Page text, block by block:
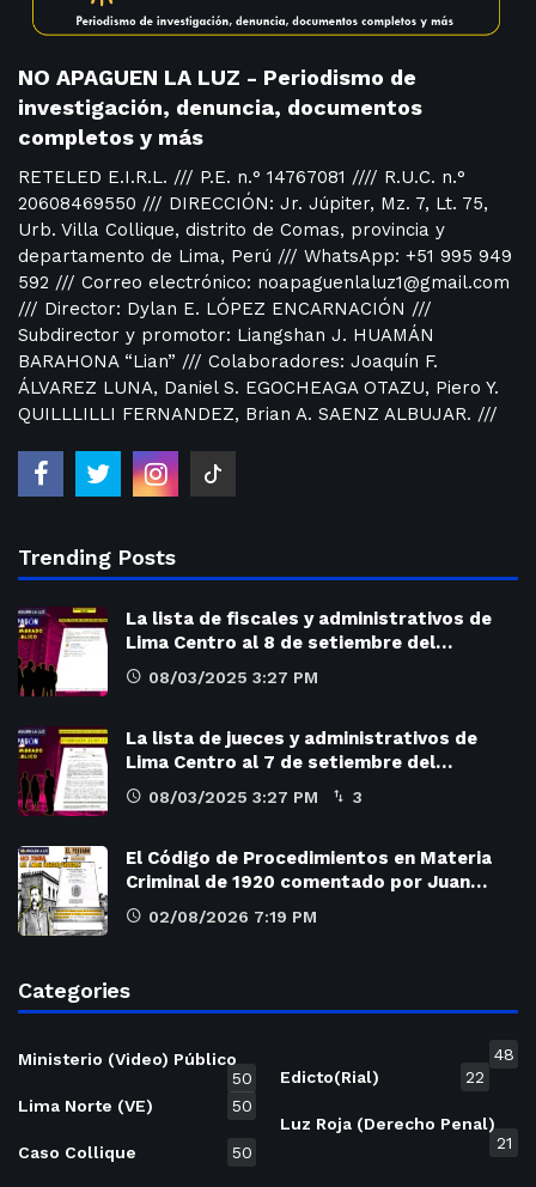
NO APAGUEN LA LUZ - Periodismo de
investigación, denuncia, documentos
completos y más
RETELED E.I.R.L. /// P.E. n.° 14767081 //// R.U.C. n.°
20608469550 /// DIRECCIÓN: Jr. Júpiter, Mz. 7, Lt. 75,
Urb. Villa Collique, distrito de Comas, provincia y
departamento de Lima, Perú /// WhatsApp: +51 995 949
592 /// Correo electrónico: noapaguenlaluz1@gmail.com
/// Director: Dylan E. LÓPEZ ENCARNACIÓN ///
Subdirector y promotor: Liangshan J. HUAMÁN
BARAHONA “Lian” /// Colaboradores: Joaquín F.
ÁLVAREZ LUNA, Daniel S. EGOCHEAGA OTAZU, Piero Y.
QUILLLILLI FERNANDEZ, Brian A. SAENZ ALBUJAR. ///
Trending Posts
La lista de fiscales y administrativos de
Lima Centro al 8 de setiembre del…
08/03/2025 3:27 PM
La lista de jueces y administrativos de
Lima Centro al 7 de setiembre del…
08/03/2025 3:27 PM 3
El Código de Procedimientos en Materia
Criminal de 1920 comentado por Juan…
02/08/2026 7:19 PM
Categories
Ministerio (Video) Público
50
Lima Norte (VE)
50
Caso Collique 50
48
Edicto(Rial)
22
Luz Roja (Derecho Penal)
21